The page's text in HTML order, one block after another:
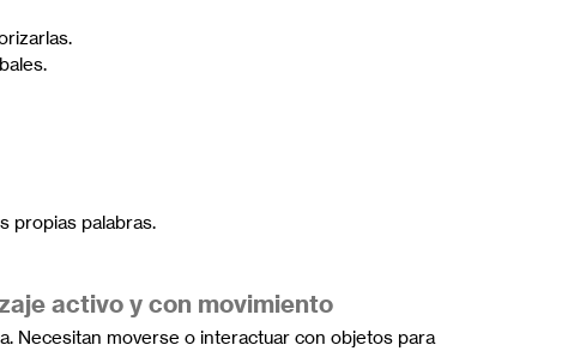
propias palabras.
activo y con movimiento
Necesitan moverse o interactuar con objetos para